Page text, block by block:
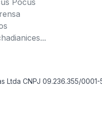
CNPJ 09.236.355/